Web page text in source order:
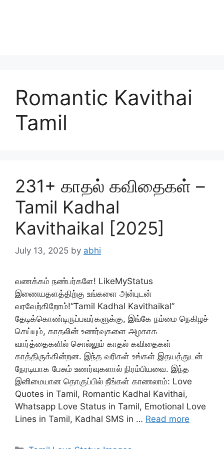
Romantic Kavithai
Tamil
231+ காதல் கவிதைகள் –
Tamil Kadhal
Kavithaikal [2025]
July 13, 2025 by abhi
வணக்கம் நண்பர்களே! LikeMyStatus
இணையதளத்திற்கு உங்களை அன்புடன்
வரவேற்கிறோம்!“Tamil Kadhal Kavithaikal”
தேடிக்கொண்டிருப்பவர்களுக்கு, இங்கே நம்மை நெகிழச்
செய்யும், காதலின் உணர்வுகளை அழகாக
வார்த்தைகளில் சொல்லும் காதல் கவிதைகள்
காத்திருக்கின்றன. இந்த வரிகள் உங்கள் இதயத்துடன்
நேரடியாக பேசும் உணர்வுகளால் நிரம்பியவை. இந்த
இனிமையான தொகுப்பில் நீங்கள் காணலாம்: Love
Quotes in Tamil, Romantic Kadhal Kavithai,
Whatsapp Love Status in Tamil, Emotional Love
Lines in Tamil, Kadhal SMS in … Read more